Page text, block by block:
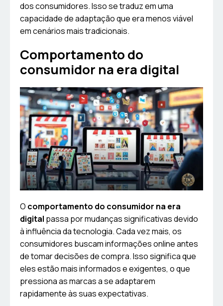
dos consumidores. Isso se traduz em uma
capacidade de adaptação que era menos viável
em cenários mais tradicionais.
Comportamento do
consumidor na era digital
O comportamento do consumidor na era
digital passa por mudanças significativas devido
à influência da tecnologia. Cada vez mais, os
consumidores buscam informações online antes
de tomar decisões de compra. Isso significa que
eles estão mais informados e exigentes, o que
pressiona as marcas a se adaptarem
rapidamente às suas expectativas.